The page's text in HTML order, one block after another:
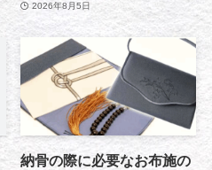
2026年8月5日
納骨の際に必要なお布施の